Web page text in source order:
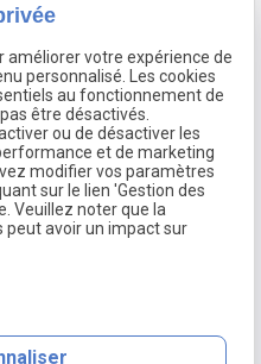
si elle a une suite.
en cas de prestations
définit la mission confiée à
en fonction de l'objectif
améliorer votre expérience de
personnalisé. Les cookies
au fonctionnement de
être désactivés.
ou de désactiver les
et de marketing
modifier vos paramètres
sur le lien 'Gestion des
Veuillez noter que la
peut avoir un impact sur